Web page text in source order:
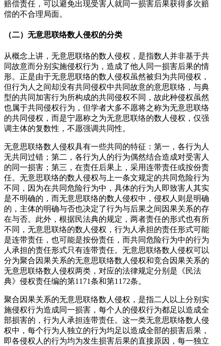
赔偿责任，可以避免出现受害人就同一损害后果获得多次赔
偿的不合理局面。
（二）无意思联络数人侵权的分类
从概念上讲，无意思联络的数人侵权，是指数人并非基于共
同故意而分别实施侵权行为，造成了他人同一损害后果的情
形。正是由于无意思联络的数人侵权虽然被归为共同侵权，
但行为人之间却没有共同侵权中共同故意的意思联络，与典
型的共同加害行为所构成的共同侵权不同，故此种侵权虽然
也属于共同侵权行为，但学者大多不愿将之称为无意思联络
的共同侵权，而是宁愿称之为无意思联络的数人侵权，仅强
调主体的复数性，不愿强调共同性。
无意思联络数人侵权具有一些共同的特征：第一，各行为人
无共同过错；第二，各行为人的行为偶然结合造成对受害人
的同一损害；第三，在责任后果上，采用连带责任或按份责
任。无意思联络的数人侵权与上一条文规定的共同危险行为
不同，因为在共同危险行为中，具体的行为人即致害人其实
是不明确的，而无意思联络的数人侵权中，侵权人则是明确
的，主体的明确与否也决定了行为与后果之间因果关系的存
在与否。此外，根据民法典的规定，两者责任的形式也有所
不同，无意思联络的数人侵权，行为人承担的责任形式可能
是连带责任，也可能是按份责任，而共同危险行为中的行为
人承担的责任形式只有连带责任。无意思联络数人侵权可以
分为聚合因果关系的无意思联络数人侵权和竞合因果关系的
无意思联络数人侵权两类，对应的法律规定分别是《民法
典》侵权责任编的第1171条和第1172条。
聚合因果关系的无意思联络数人侵权，是指二人以上分别实
施侵权行为造成同一损害，每个人的侵权行为都足以造成全
部损害的，行为人承担连带责任。这一类无意思联络数人侵
权中，每个行为人独立的行为均足以造成全部的损害后果，
即各侵权人的行为均为发生损害后果的直接原因，每一独立